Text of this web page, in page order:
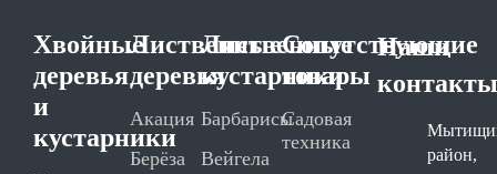
Хвойные
деревья
и
кустарники
Лиственные
деревья
Акация
Берёза
Лиственные
кустарники
Барбарисы
Вейгела
Сопутствующие
товары
Садовая
техника
Наши
район,